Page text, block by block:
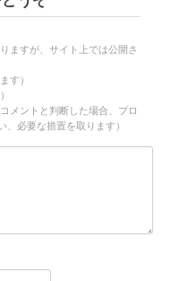
ますが、サイト上では公開さ
す）
メントと判断した場合、プロ
必要な措置を取ります）